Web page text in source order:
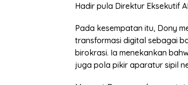
Hadir pula Direktur Eksekutif
Pada kesempatan itu, Dony
transformasi digital sebagai
birokrasi. Ia menekankan
juga pola pikir aparatur sipil